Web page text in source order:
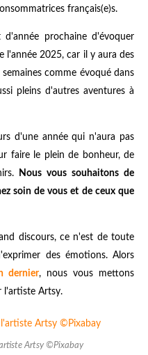
français(e)s.
prochaine d'évoquer
l'année 2025, car il y aura des
comme évoqué dans
pleins d'autres aventures à
d'une année qui n'aura pas
faire le plein de bonheur, de
Nous vous souhaitons de
soin de vous et de ceux que
discours, ce n'est de toute
des émotions. Alors
dernier, nous vous mettons
l'artiste Artsy.
Artsy ©Pixabay